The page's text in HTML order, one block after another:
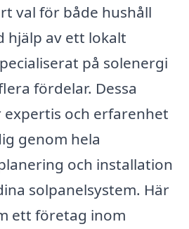
val för både hushåll
hjälp av ett lokalt
på solenergi
fördelar. Dessa
och erfarenhet
genom hela
och installation
solpanelsystem. Här
ett företag inom